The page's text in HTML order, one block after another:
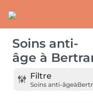
Soins anti-
âge à
Filtre
Soins anti-âgeà